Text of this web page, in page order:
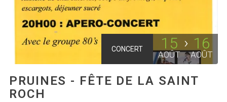
CONCERT 15
AOÛT
16
AOÛT
PRUINES - FÊTE DE LA SAINT
ROCH